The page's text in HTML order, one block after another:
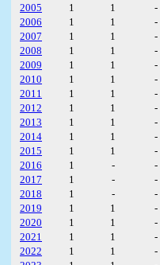
2005
1 1
-
2006
1 1
-
2007
1 1
-
2008
1 1
-
2009
1 1
-
2010
1 1
-
2011
1 1
-
2012
1 1
-
2013
1 1
-
2014
1 1
-
2015
1 1
-
2016
1 -
-
2017
1 -
-
2018
1 -
-
2019
1 1
-
2020
1 1
-
2021
1 1
-
2022
1 1
-